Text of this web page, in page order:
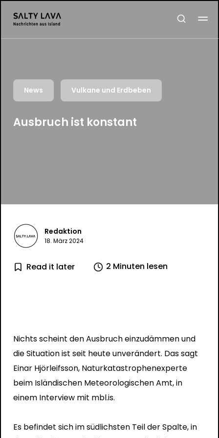
News Vulkane und Erdbeben
Ausbruch ist konstant
Redaktion
18. März 2024
Read it later 2 Minuten lesen
Nichts scheint den Ausbruch einzudämmen und
die Situation ist seit heute unverändert. Das sagt
Einar Hjörleifsson, Naturkatastrophenexperte
beim Isländischen Meteorologischen Amt, in
einem Interview mit mbl.is.
Es befindet sich im südlichsten Teil der Spalte, in